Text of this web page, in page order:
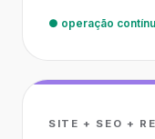
● operação
SITE + SEO +